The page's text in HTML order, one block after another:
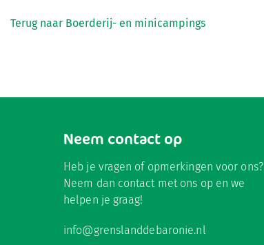
Terug naar Boerderij- en minicampings
Neem contact op
Heb je vragen of opmerkingen voor ons?
Neem dan contact met ons op en we
helpen je graag!
info@grenslanddebaronie.nl